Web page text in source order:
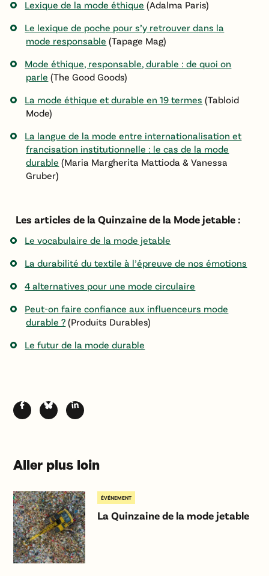
Lexique de la mode éthique (Adalma Paris)
Le lexique de poche pour s’y retrouver dans la
mode responsable (Tapage Mag)
Mode éthique, responsable, durable : de quoi on
parle (The Good Goods)
La mode éthique et durable en 19 termes (Tabloid
Mode)
La langue de la mode entre internationalisation et
francisation institutionnelle : le cas de la mode
durable (Maria Margherita Mattioda & Vanessa
Gruber)
Les articles de la Quinzaine de la Mode jetable :
Le vocabulaire de la mode jetable
La durabilité du textile à l’épreuve de nos émotions
4 alternatives pour une mode circulaire
Peut-on faire confiance aux influenceurs mode
durable ? (Produits Durables)
Le futur de la mode durable
Aller plus loin
ÉVÉNEMENT
La Quinzaine de la mode jetable